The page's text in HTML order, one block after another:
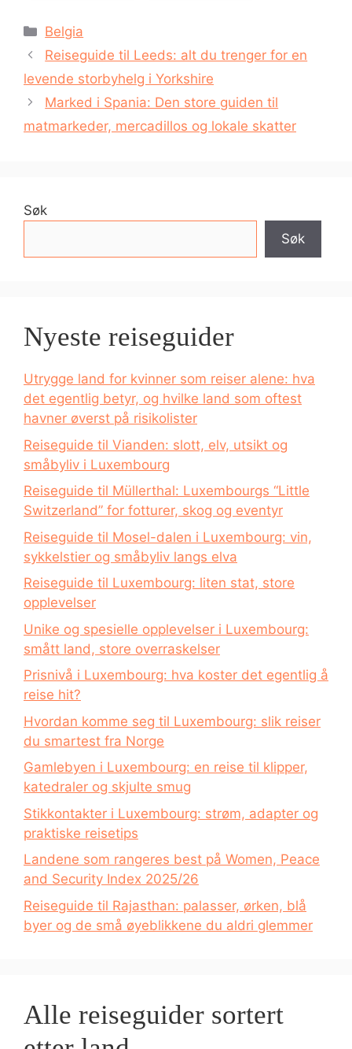
Kategorier
Belgia
Reiseguide til Leeds: alt du trenger for en
levende storbyhelg i Yorkshire
Marked i Spania: Den store guiden til
matmarkeder, mercadillos og lokale skatter
Søk
Søk
Nyeste reiseguider
Utrygge land for kvinner som reiser alene: hva
det egentlig betyr, og hvilke land som oftest
havner øverst på risikolister
Reiseguide til Vianden: slott, elv, utsikt og
småbyliv i Luxembourg
Reiseguide til Müllerthal: Luxembourgs “Little
Switzerland” for fotturer, skog og eventyr
Reiseguide til Mosel-dalen i Luxembourg: vin,
sykkelstier og småbyliv langs elva
Reiseguide til Luxembourg: liten stat, store
opplevelser
Unike og spesielle opplevelser i Luxembourg:
smått land, store overraskelser
Prisnivå i Luxembourg: hva koster det egentlig å
reise hit?
Hvordan komme seg til Luxembourg: slik reiser
du smartest fra Norge
Gamlebyen i Luxembourg: en reise til klipper,
katedraler og skjulte smug
Stikkontakter i Luxembourg: strøm, adapter og
praktiske reisetips
Landene som rangeres best på Women, Peace
and Security Index 2025/26
Reiseguide til Rajasthan: palasser, ørken, blå
byer og de små øyeblikkene du aldri glemmer
Alle reiseguider sortert